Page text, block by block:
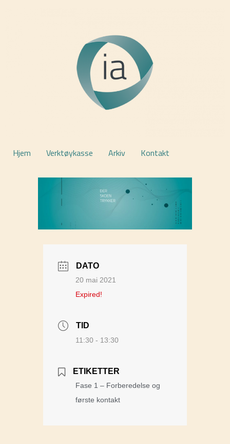
Hjem Verktøykasse Arkiv Kontakt
DATO
20 mai 2021
Expired!
TID
11:30 - 13:30
ETIKETTER
Fase 1 – Forberedelse og
første kontakt